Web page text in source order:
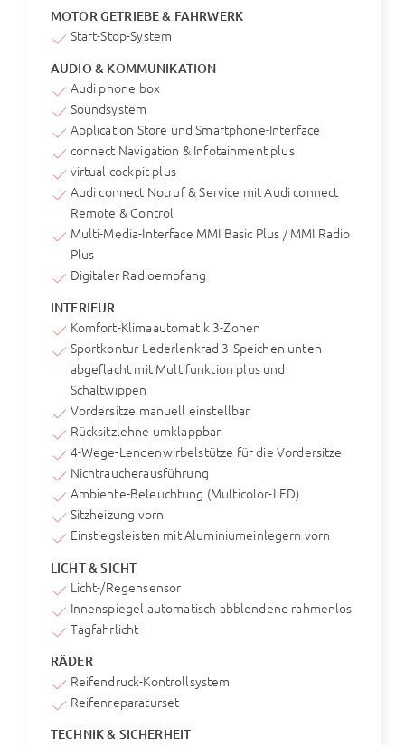
MOTOR GETRIEBE & FAHRWERK
Start-Stop-System
AUDIO & KOMMUNIKATION
Audi phone box
Soundsystem
Application Store und Smartphone-Interface
connect Navigation & Infotainment plus
virtual cockpit plus
Audi connect Notruf & Service mit Audi connect
Remote & Control
Multi-Media-Interface MMI Basic Plus / MMI Radio
Plus
Digitaler Radioempfang
INTERIEUR
Komfort-Klimaautomatik 3-Zonen
Sportkontur-Lederlenkrad 3-Speichen unten
abgeflacht mit Multifunktion plus und
Schaltwippen
Vordersitze manuell einstellbar
Rücksitzlehne umklappbar
4-Wege-Lendenwirbelstütze für die Vordersitze
Nichtraucherausführung
Ambiente-Beleuchtung (Multicolor-LED)
Sitzheizung vorn
Einstiegsleisten mit Aluminiumeinlegern vorn
LICHT & SICHT
Licht-/Regensensor
Innenspiegel automatisch abblendend rahmenlos
Tagfahrlicht
RÄDER
Reifendruck-Kontrollsystem
Reifenreparaturset
TECHNIK & SICHERHEIT